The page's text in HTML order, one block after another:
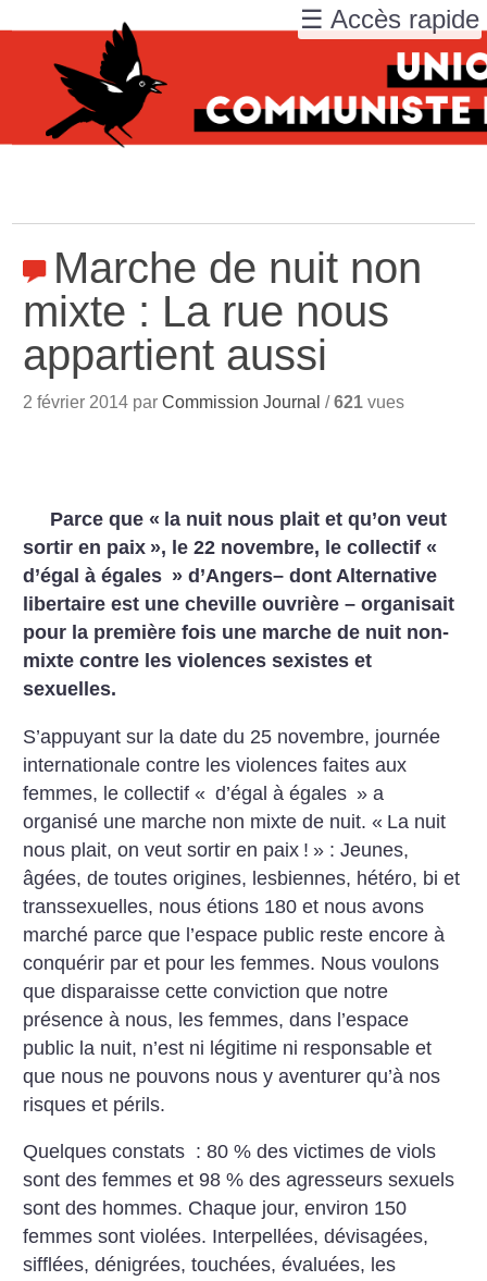
Marche de nuit non
mixte : La rue nous
appartient aussi
2 février 2014 parCommission Journal /621 vues
Parce que « la nuit nous plait et qu’on veut
sortir en paix », le 22 novembre, le collectif «
d’égal à égales » d’Angers– dont Alternative
libertaire est une cheville ouvrière – organisait
pour la première fois une marche de nuit non-
mixte contre les violences sexistes et
sexuelles.
S’appuyant sur la date du 25 novembre, journée
internationale contre les violences faites aux
femmes, le collectif « d’égal à égales » a
organisé une marche non mixte de nuit. « La nuit
nous plait, on veut sortir en paix ! » : Jeunes,
âgées, de toutes origines, lesbiennes, hétéro, bi et
transsexuelles, nous étions 180 et nous avons
marché parce que l’espace public reste encore à
conquérir par et pour les femmes. Nous voulons
que disparaisse cette conviction que notre
présence à nous, les femmes, dans l’espace
public la nuit, n’est ni légitime ni responsable et
que nous ne pouvons nous y aventurer qu’à nos
risques et périls.
Quelques constats : 80 % des victimes de viols
sont des femmes et 98 % des agresseurs sexuels
sont des hommes. Chaque jour, environ 150
femmes sont violées. Interpellées, dévisagées,
sifflées, dénigrées, touchées, évaluées, les
☰ Accès rapide